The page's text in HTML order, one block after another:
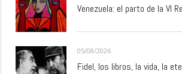
Venezuela: el parto de la VI
05/08/2026
Fidel, los libros, la vida, la